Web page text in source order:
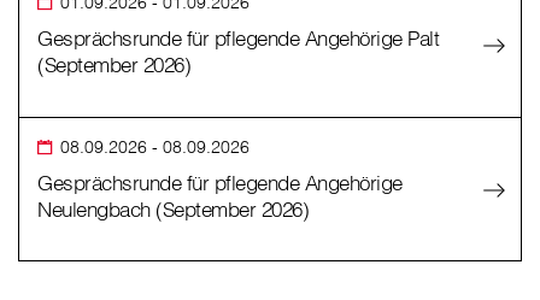
Gesprächsrunde für pflegende Angehörige Palt
(September 2026)
08.09.2026 - 08.09.2026
Gesprächsrunde für pflegende Angehörige
Neulengbach (September 2026)